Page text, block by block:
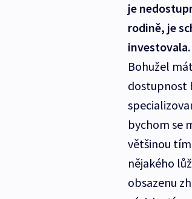
je
rodině, je
investovala.
Bohužel
dostupnost
bychom se
většinou
nějakého
obsazenu